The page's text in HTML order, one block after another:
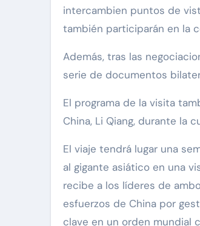
intercambien puntos de
también participarán en la
Además, tras las
serie de documentos
El programa de la visita
China, Li Qiang, durante la
El viaje tendrá lugar una
al gigante asiático en una
recibe a los líderes de
esfuerzos de China por
clave en un orden mundial